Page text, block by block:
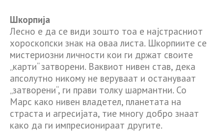
Шкорпија
Лесно е да се види зошто тоа е најстрасниот
хороскопски знак на оваа листа. Шкорпиите се
мистериозни личности кои ги држат своите
„карти“ затворени. Ваквиот нивен став, дека
апсолутно никому не веруваат и остануваат
„затворени“, ги прави толку шармантни. Со
Марс како нивен владетел, планетата на
страста и агресијата, тие многу добро знаат
како да ги импресионираат другите.